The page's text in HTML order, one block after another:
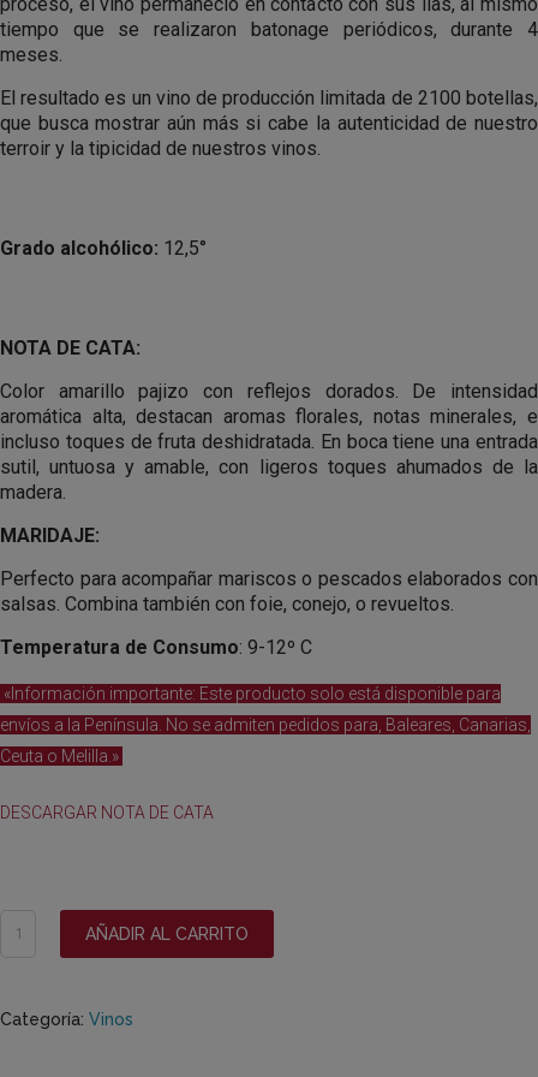
tiempo que se realizaron batonage periódicos, durante 4
meses.
El resultado es un vino de producción limitada de 2100 botellas,
que busca mostrar aún más si cabe la autenticidad de nuestro
terroir y la tipicidad de nuestros vinos.
Grado alcohólico: 12,5°
NOTA DE CATA:
Color amarillo pajizo con reflejos dorados. De intensidad
aromática alta, destacan aromas florales, notas minerales, e
incluso toques de fruta deshidratada. En boca tiene una entrada
sutil, untuosa y amable, con ligeros toques ahumados de la
madera.
MARIDAJE:
Perfecto para acompañar mariscos o pescados elaborados con
salsas. Combina también con foie, conejo, o revueltos.
Temperatura de Consumo: 9-12º C
«Información importante: Este producto solo está disponible para
envíos a la Península. No se admiten pedidos para, Baleares, Canarias,
Ceuta o Melilla.»
DESCARGAR NOTA DE CATA
Valdeguerra
(Caja
AÑADIR AL CARRITO
Categoría: Vinos